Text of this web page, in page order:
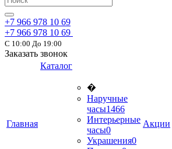
+7 966 978 10 69
+7 966 978 10 69
С 10:00 До 19:00
Заказать звонок
Главная
Каталог
�
Наручные
часы1466
Интерьерные
часы0
Украшения0
Акции